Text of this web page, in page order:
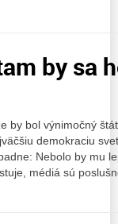
by sa
by bol výnimočný
demokraciu
Nebolo by mu
médiá sú